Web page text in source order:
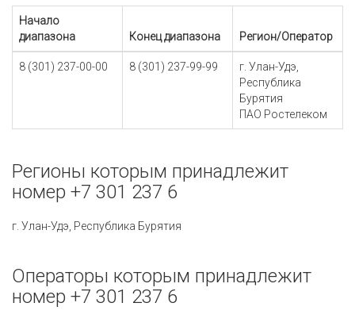
Начало
диапазона
Конец диапазона Регион/Оператор
8 (301) 237-00-00 8 (301) 237-99-99
г. Улан-Удэ,
Республика
Бурятия
ПАО Ростелеком
Регионы которым принадлежит
номер +7 301 237 6
г. Улан-Удэ, Республика Бурятия
Операторы которым принадлежит
номер +7 301 237 6